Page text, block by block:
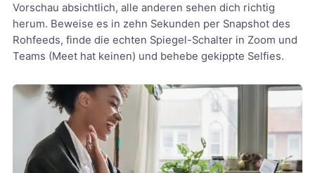
Vorschau absichtlich, alle anderen sehen dich richtig
herum. Beweise es in zehn Sekunden per Snapshot des
Rohfeeds, finde die echten Spiegel-Schalter in Zoom und
Teams (Meet hat keinen) und behebe gekippte Selfies.